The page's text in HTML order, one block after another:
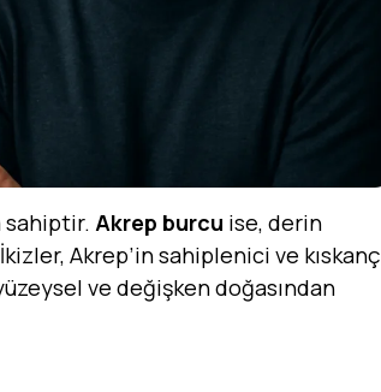
sahiptir. Akrep burcu ise, derin
Akrep’in sahiplenici ve kıskanç
ve değişken doğasından